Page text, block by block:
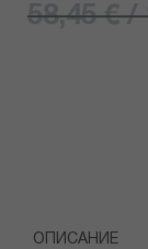
58,45 € /
ОПИСАНИЕ